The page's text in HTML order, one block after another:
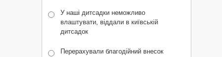
У наші дитсадки неможливо
влаштувати, віддали в київській
дитсадок
Перерахували благодійний внесок